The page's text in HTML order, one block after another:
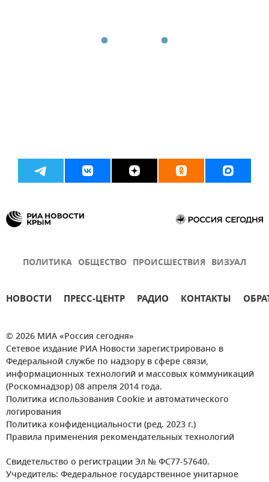
ПОЛИТИКА ОБЩЕСТВО ПРОИСШЕСТВИЯ ВИЗУАЛ
НОВОСТИ ПРЕСС-ЦЕНТР РАДИО КОНТАКТЫ
© 2026 МИА «Россия сегодня»
Сетевое издание РИА Новости зарегистрировано в
Федеральной службе по надзору в сфере связи,
информационных технологий и массовых коммуникаций
(Роскомнадзор) 08 апреля 2014 года.
Политика использования Cookie и автоматического
логирования
Политика конфиденциальности (ред. 2023 г.)
Правила применения рекомендательных технологий
Свидетельство о регистрации Эл № ФС77-57640.
Учредитель: Федеральное государственное унитарное